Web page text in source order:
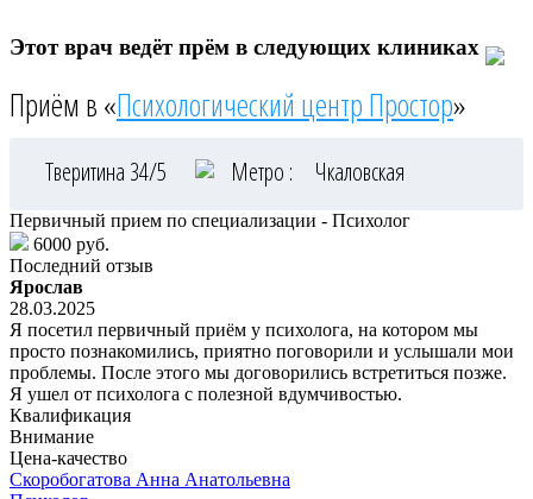
Этот врач ведёт прём в следующих клиниках
Приём в «Психологический центр Простор»
Тверитина 34/5 Метро : Чкаловская
Первичный прием по специализации - Психолог
6000 руб.
Последний отзыв
Ярослав
28.03.2025
Я посетил первичный приём у психолога, на котором мы
просто познакомились, приятно поговорили и услышали мои
проблемы. После этого мы договорились встретиться позже.
Я ушел от психолога с полезной вдумчивостью.
Квалификация
Внимание
Цена-качество
Скоробогатова Анна Анатольевна